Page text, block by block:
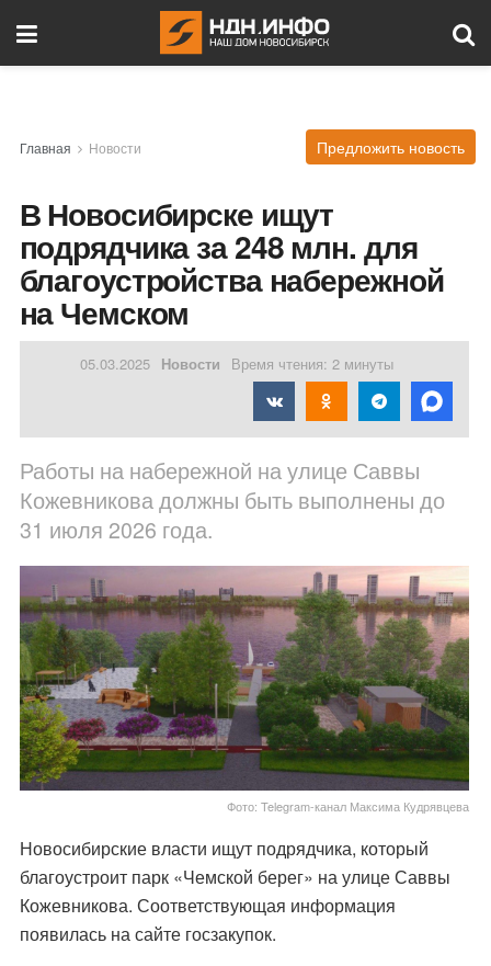
Главная Новости Предложить новость
В Новосибирске ищут
подрядчика за 248 млн. для
благоустройства набережной
на Чемском
05.03.2025 Новости Время чтения: 2 минуты
Работы на набережной на улице Саввы
Кожевникова должны быть выполнены до
31 июля 2026 года.
Фото: Telegram-канал Максима Кудрявцева
Новосибирские власти ищут подрядчика, который
благоустроит парк «Чемской берег» на улице Саввы
Кожевникова. Соответствующая информация
появилась на сайте госзакупок.